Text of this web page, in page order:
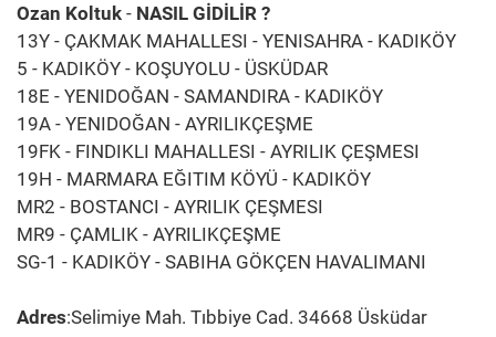
Ozan Koltuk - NASIL GİDİLİR ?
13Y - ÇAKMAK MAHALLESI - YENISAHRA - KADIKÖY
5 - KADIKÖY - KOŞUYOLU - ÜSKÜDAR
18E - YENIDOĞAN - SAMANDIRA - KADIKÖY
19A - YENIDOĞAN - AYRILIKÇEŞME
19FK - FINDIKLI MAHALLESI - AYRILIK ÇEŞMESI
19H - MARMARA EĞITIM KÖYÜ - KADIKÖY
MR2 - BOSTANCI - AYRILIK ÇEŞMESI
MR9 - ÇAMLIK - AYRILIKÇEŞME
SG-1 - KADIKÖY - SABIHA GÖKÇEN HAVALIMANI
Adres:Selimiye Mah. Tıbbiye Cad. 34668 Üsküdar